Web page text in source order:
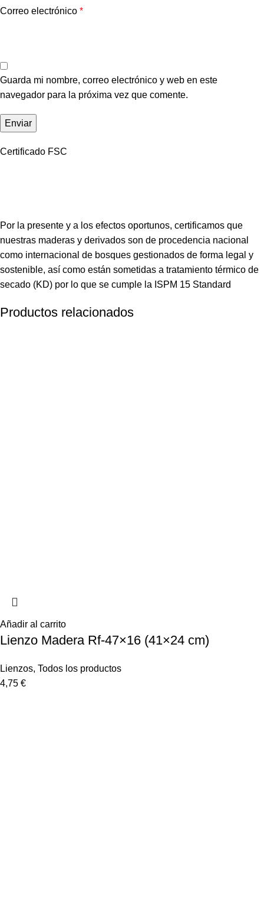
Correo electrónico *
Guarda mi nombre, correo electrónico y web en este
navegador para la próxima vez que comente.
Certificado FSC
Por la presente y a los efectos oportunos, certificamos que
nuestras maderas y derivados son de procedencia nacional
como internacional de bosques gestionados de forma legal y
sostenible, así como están sometidas a tratamiento térmico de
secado (KD) por lo que se cumple la ISPM 15 Standard
Productos relacionados
Añadir al carrito
Lienzo Madera Rf-47×16 (41×24 cm)
Lienzos, Todos los productos
4,75 €